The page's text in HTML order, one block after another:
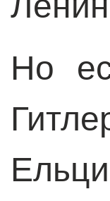
Но